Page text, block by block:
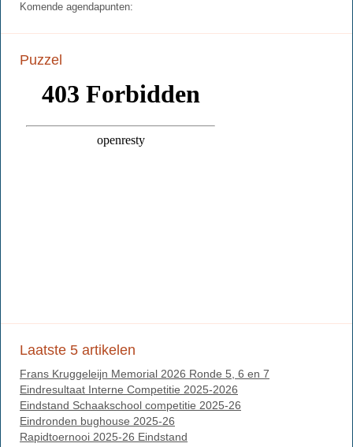
Komende agendapunten:
Puzzel
Laatste 5 artikelen
Frans Kruggeleijn Memorial 2026 Ronde 5, 6 en 7
Eindresultaat Interne Competitie 2025-2026
Eindstand Schaakschool competitie 2025-26
Eindronden bughouse 2025-26
Rapidtoernooi 2025-26 Eindstand